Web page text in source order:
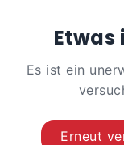
Es ist ein
Erneut